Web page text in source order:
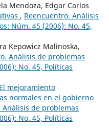
Mendoza, Edgar Carlos
, Reencuentro. Análisis
Núm. 45 (2006): No. 45,
Kepowicz Malinoska,
Análisis de problemas
No. 45, Políticas
El mejoramiento
normales en el gobierno
Análisis de problemas
No. 45, Políticas